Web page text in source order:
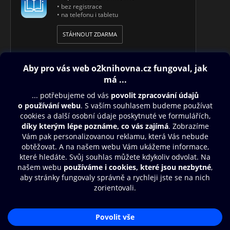
• bez registrace
• na telefonu i tabletu
STÁHNOUT ZDARMA
Obsah ke stažení
Moje O2 Knihovna
Další zábava
© O2 Czech Republic a.s.
Aplikace O2 Knihovna